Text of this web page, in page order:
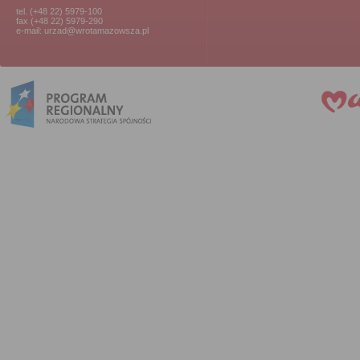
tel. (+48 22) 5979-100
fax (+48 22) 5979-290
e-mail: urzad@wrotamazowsza.pl